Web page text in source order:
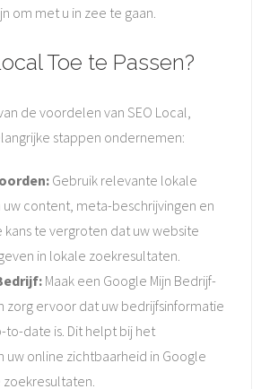
om met u in zee te gaan.
Toe te Passen?
de voordelen van SEO Local,
stappen ondernemen:
Gebruik relevante lokale
content, meta-beschrijvingen en
te vergroten dat uw website
in lokale zoekresultaten.
Maak een Google Mijn Bedrijf-
zorg ervoor dat uw bedrijfsinformatie
to-date is. Dit helpt bij het
uw online zichtbaarheid in Google
zoekresultaten.